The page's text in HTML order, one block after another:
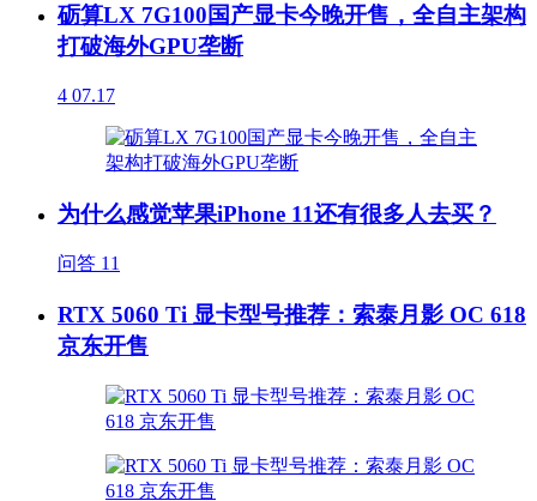
砺算LX 7G100国产显卡今晚开售，全自主架构
打破海外GPU垄断
4 07.17
为什么感觉苹果iPhone 11还有很多人去买？
问答 11
RTX 5060 Ti 显卡型号推荐：索泰月影 OC 618
京东开售